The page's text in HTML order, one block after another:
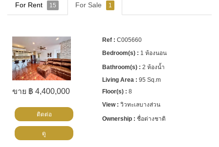
For Rent 15 For Sale 1
ขาย ฿ 4,400,000
C005660
1 ห้องนอน
2 ห้องน้ำ
95 Sq.m
8
วิวทะเลบางส่วน
ชื่อต่างชาติ
ติดต่อ
ดู